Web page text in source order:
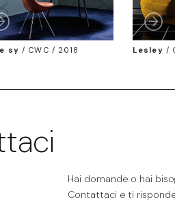
sy / CWC / 2018 Lesley /
Hai domande o hai
Contattaci e ti